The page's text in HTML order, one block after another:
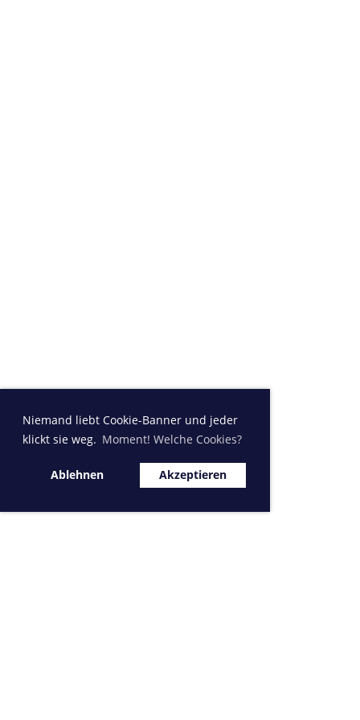
Niemand liebt Cookie-Banner und jeder
klickt sie weg. Moment! Welche Cookies?
Ablehnen Akzeptieren